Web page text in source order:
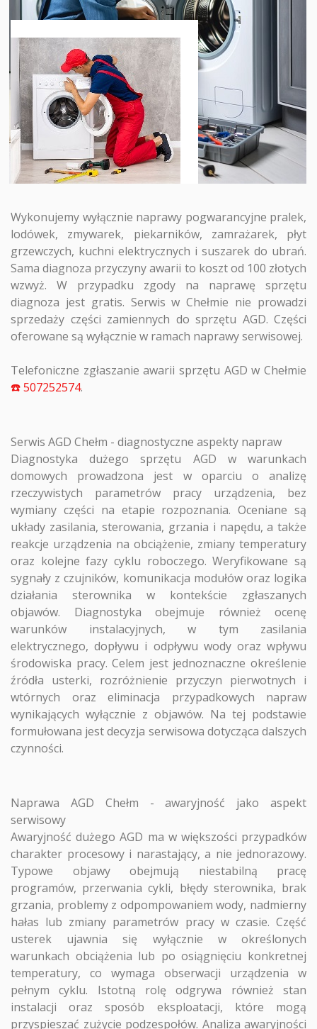
Wykonujemy wyłącznie naprawy pogwarancyjne pralek,
lodówek, zmywarek, piekarników, zamrażarek, płyt
grzewczych, kuchni elektrycznych i suszarek do ubrań.
Sama diagnoza przyczyny awarii to koszt od 100 złotych
wzwyż. W przypadku zgody na naprawę sprzętu
diagnoza jest gratis. Serwis w Chełmie nie prowadzi
sprzedaży części zamiennych do sprzętu AGD. Części
oferowane są wyłącznie w ramach naprawy serwisowej.
Telefoniczne zgłaszanie awarii sprzętu AGD w Chełmie
☎️ 507252574.
Serwis AGD Chełm - diagnostyczne aspekty napraw
Diagnostyka dużego sprzętu AGD w warunkach
domowych prowadzona jest w oparciu o analizę
rzeczywistych parametrów pracy urządzenia, bez
wymiany części na etapie rozpoznania. Oceniane są
układy zasilania, sterowania, grzania i napędu, a także
reakcje urządzenia na obciążenie, zmiany temperatury
oraz kolejne fazy cyklu roboczego. Weryfikowane są
sygnały z czujników, komunikacja modułów oraz logika
działania sterownika w kontekście zgłaszanych
objawów. Diagnostyka obejmuje również ocenę
warunków instalacyjnych, w tym zasilania
elektrycznego, dopływu i odpływu wody oraz wpływu
środowiska pracy. Celem jest jednoznaczne określenie
źródła usterki, rozróżnienie przyczyn pierwotnych i
wtórnych oraz eliminacja przypadkowych napraw
wynikających wyłącznie z objawów. Na tej podstawie
formułowana jest decyzja serwisowa dotycząca dalszych
czynności.
Naprawa AGD Chełm - awaryjność jako aspekt
serwisowy
Awaryjność dużego AGD ma w większości przypadków
charakter procesowy i narastający, a nie jednorazowy.
Typowe objawy obejmują niestabilną pracę
programów, przerwania cykli, błędy sterownika, brak
grzania, problemy z odpompowaniem wody, nadmierny
hałas lub zmiany parametrów pracy w czasie. Część
usterek ujawnia się wyłącznie w określonych
warunkach obciążenia lub po osiągnięciu konkretnej
temperatury, co wymaga obserwacji urządzenia w
pełnym cyklu. Istotną rolę odgrywa również stan
instalacji oraz sposób eksploatacji, które mogą
przyspieszać zużycie podzespołów. Analiza awaryjności